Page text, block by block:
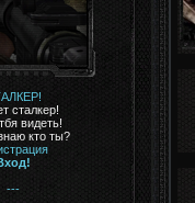
сталкер!
видеть!
кто ты?
---